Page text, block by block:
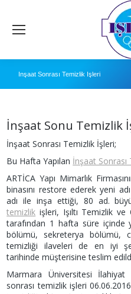
İnşaat Sonrası Temizlik İşleri
İnşaat Sonu Temizlik
İnşaat Sonrası Temizlik İşleri;
Bu Hafta Yapılan İnşaat Sonrası
ARTİCA Yapı Mimarlık
binasını restore ederek yeni
adı ile inşa ettiği, 80 ad.
temizlik işleri, Işıltı Temizlik
tarafından 1 hafta süre içinde
bölümü, sekreterya bölümü,
temizliği ilaveleri de en iyi
tarihinde müşterisine teslim
Marmara Üniversitesi
sonrası temizlik işleri